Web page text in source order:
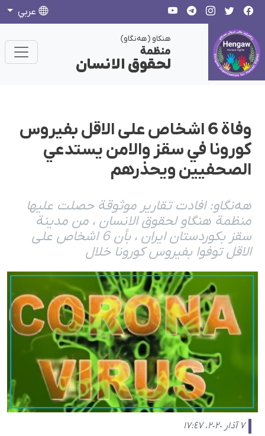
عربي
هنکاو (هەنگاو)
منظمة
لحقوق الانسان
وفاة 6 اشخاص على الاقل بفيروس
كورونا في سقز والامن يستدعي
الصحفيين ويحذرهم
هەنگاو: افادت تقارير موثوقة حصلت عليها
منظمة هنگاو لحقوق الانسان ، من مدينة
سقز بكوردستان ايران ، بأن 6 اشخاص على
الاقل توفوا بفيروس كورونا خلال
٧ آذار ٢٠٢٠، ١٧:٤٧